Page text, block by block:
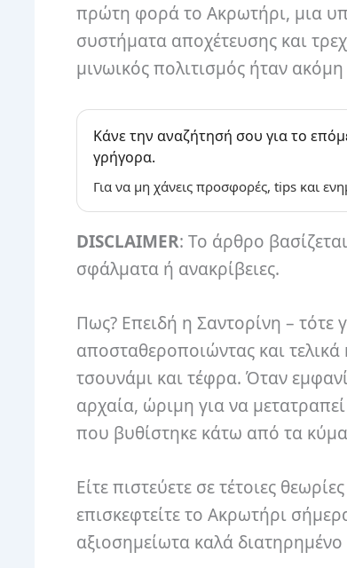
πρώτη φορά το Ακρωτήρι, μια
συστήματα αποχέτευσης και
μινωικός πολιτισμός ήταν
Κάνε την αναζήτησή σου για το
γρήγορα.
Για να μη χάνεις προσφορές, tips και
DISCLAIMER: Το άρθρο
σφάλματα ή ανακρίβειες.
Πως? Επειδή η Σαντορίνη –
αποσταθεροποιώντας και
τσουνάμι και τέφρα. Όταν
αρχαία, ώριμη για να
που βυθίστηκε κάτω από τα
Είτε πιστεύετε σε τέτοιες
επισκεφτείτε το Ακρωτήρι
αξιοσημείωτα καλά